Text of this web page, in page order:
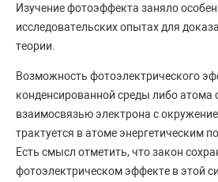
Изучение фотоэффекта заняло
исследовательских опытах для
теории.
Возможность фотоэлектрического
конденсированной среды либо атома
взаимосвязью электрона с
трактуется в атоме энергетическим
Есть смысл отметить, что закон
фотоэлектрическом эффекте в этой